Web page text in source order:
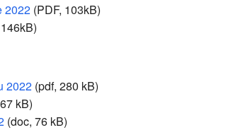
2022(PDF, 103kB)
2022(pdf, 280 kB)
kB)
(doc, 76 kB)